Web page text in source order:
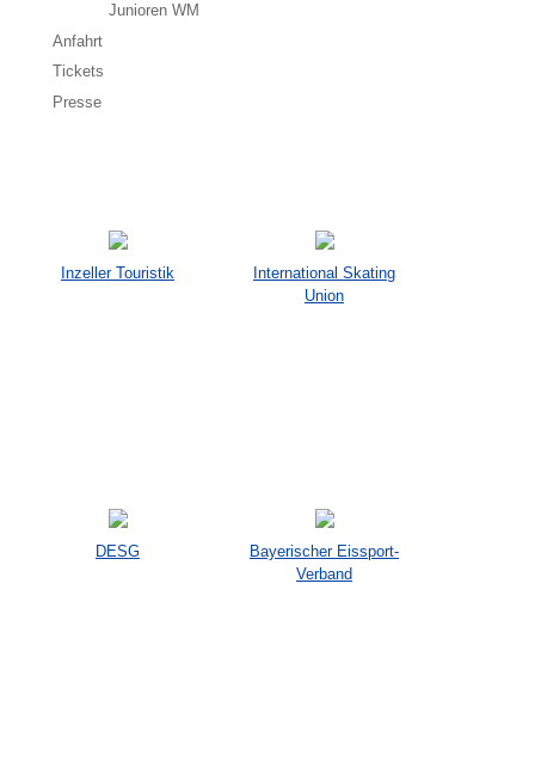
Junioren WM
Anfahrt
Tickets
Presse
Inzeller Touristik
International Skating
Union
DESG
Bayerischer Eissport-
Verband